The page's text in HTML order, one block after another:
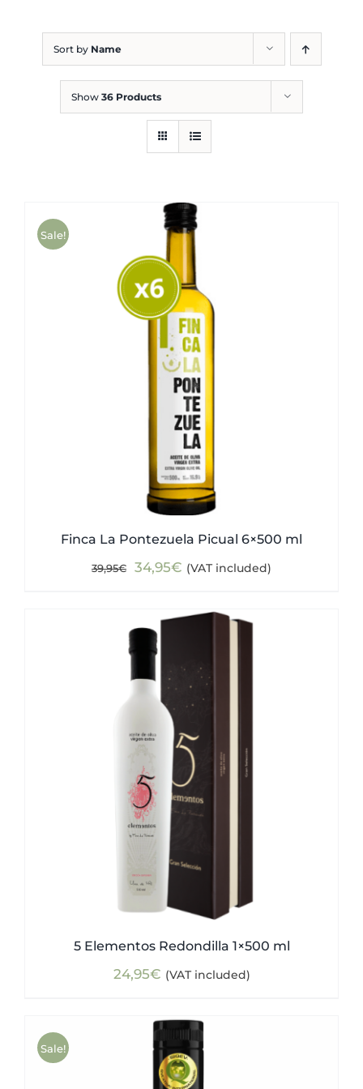
Sort by Name
Show 36 Products
Sale!
Finca La Pontezuela Picual 6×500 ml
39,95€
Original
39,95€.
34,95€ Current
is:
(VAT included)
5 Elementos Redondilla 1×500 ml
24,95€ (VAT included)
Sale!